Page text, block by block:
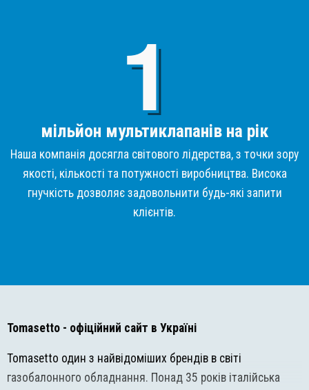
мільйон мультиклапанів на рік
Наша компанія досягла світового лідерства, з точки зору
якості, кількості та потужності виробництва. Висока
гнучкість дозволяє задовольнити будь-які запити
клієнтів.
Tomasetto - офіційний сайт в Україні
Tomasetto один з найвідоміших брендів в світі
газобалонного обладнання. Понад 35 років італійська